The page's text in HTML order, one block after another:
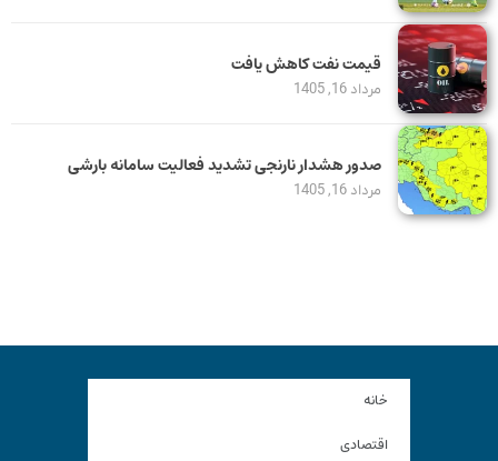
قیمت نفت کاهش یافت
مرداد 16, 1405
صدور هشدار نارنجی تشدید فعالیت سامانه بارشی
مرداد 16, 1405
خانه
اقتصادی